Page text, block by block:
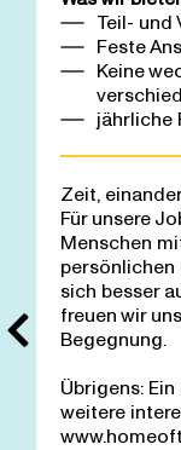
Teil- und
Feste
Keine
jährliche
Zeit,
Für unsere
Menschen
persönlichen
sich besser
freuen wir
Begegnung.
Übrigens:
weitere